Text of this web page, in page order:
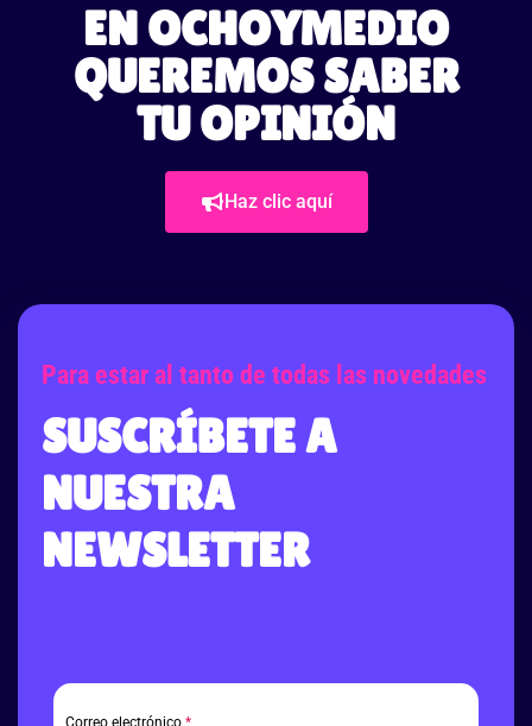
EN OCHOYMEDIO
QUEREMOS SABER
TU OPINIÓN
Haz clic aquí
Para estar al tanto de todas las novedades
SUSCRÍBETE A
NUESTRA
NEWSLETTER
Correo electrónico *